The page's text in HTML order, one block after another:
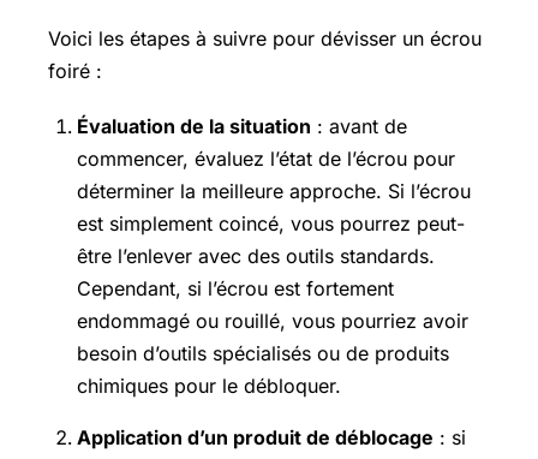
Voici les étapes à suivre pour dévisser un écrou
foiré :
Évaluation de la situation : avant de
commencer, évaluez l’état de l’écrou pour
déterminer la meilleure approche. Si l’écrou
est simplement coincé, vous pourrez peut-
être l’enlever avec des outils standards.
Cependant, si l’écrou est fortement
endommagé ou rouillé, vous pourriez avoir
besoin d’outils spécialisés ou de produits
chimiques pour le débloquer.
Application d’un produit de déblocage : si